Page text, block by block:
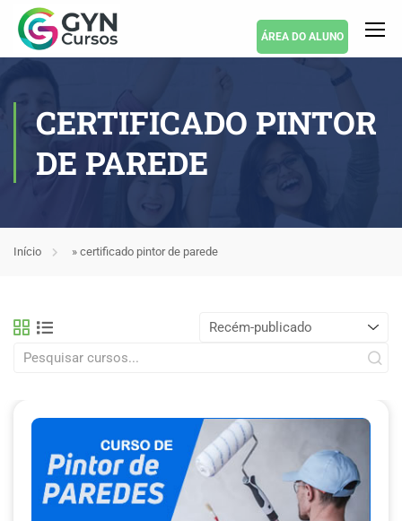
ÁREA DO ALUNO
CERTIFICADO PINTOR
DE PAREDE
Início » certificado pintor de parede